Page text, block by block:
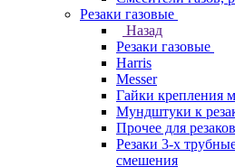
Резаки газовые
Назад
Резаки газовые
Harris
Messer
Гайки крепления
Мундштуки к
Прочее для резаков
Резаки 3-х
смешения